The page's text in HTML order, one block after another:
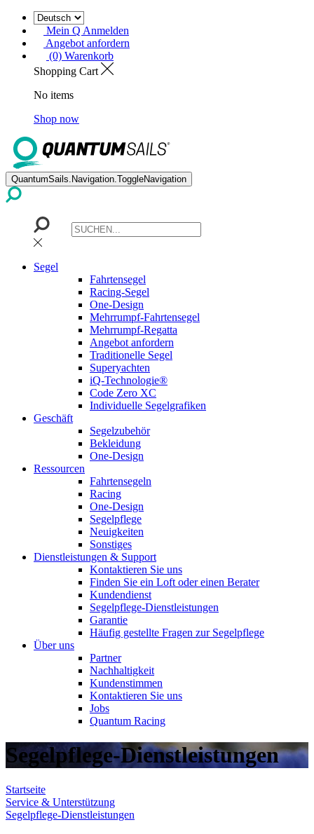
Mein Q Anmelden
Angebot anfordern
(0) Warenkorb
Shopping Cart
No items
Shop now
QuantumSails.Navigation.ToggleNavigation
Segel
Fahrtensegel
Racing-Segel
One-Design
Mehrrumpf-Fahrtensegel
Mehrrumpf-Regatta
Angebot anfordern
Traditionelle Segel
Superyachten
iQ-Technologie®
Code Zero XC
Individuelle Segelgrafiken
Geschäft
Segelzubehör
Bekleidung
One-Design
Ressourcen
Fahrtensegeln
Racing
One-Design
Segelpflege
Neuigkeiten
Sonstiges
Dienstleistungen & Support
Kontaktieren Sie uns
Finden Sie ein Loft oder einen Berater
Kundendienst
Segelpflege-Dienstleistungen
Garantie
Häufig gestellte Fragen zur Segelpflege
Über uns
Partner
Nachhaltigkeit
Kundenstimmen
Kontaktieren Sie uns
Jobs
Quantum Racing
Segelpflege-Dienstleistungen
Startseite
Service & Unterstützung
Segelpflege-Dienstleistungen